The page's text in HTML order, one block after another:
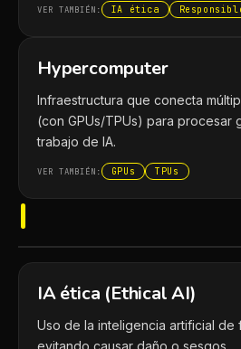
VER TAMBIÉN: IA ética
Hypercomputer
Infraestructura que conecta
(con GPUs/TPUs) para procesar
trabajo de IA.
VER TAMBIÉN: GPUs TPUs
I
IA ética (Ethical AI)
Uso de la inteligencia artificial de
evitando causar daño o sesgos.